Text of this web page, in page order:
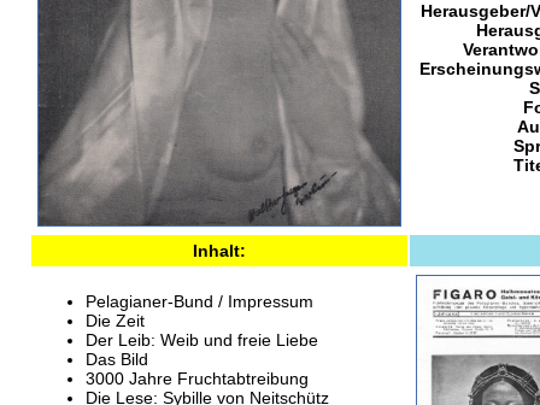
Herausgeber/
Inhalt:
Pelagianer-Bund / Impressum
Die Zeit
Der Leib: Weib und freie Liebe
Das Bild
3000 Jahre Fruchtabtreibung
Die Lese: Sybille von Neitschütz